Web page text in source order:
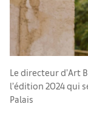
Le directeur d’Art
l’édition 2024 qui
Palais